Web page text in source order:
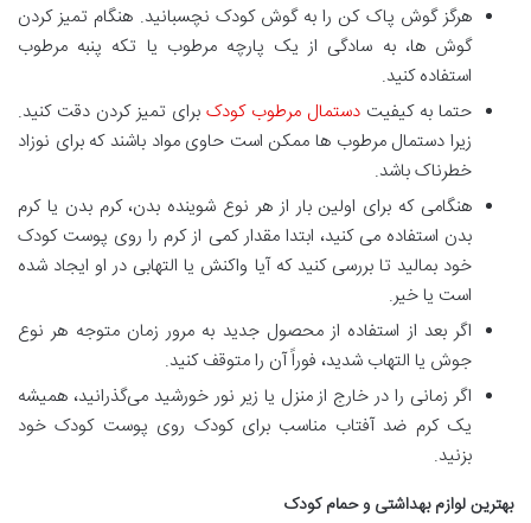
هرگز گوش پاک کن را به گوش کودک نچسبانید. هنگام تمیز کردن
گوش ها، به سادگی از یک پارچه مرطوب یا تکه پنبه مرطوب
استفاده کنید.
حتما به کیفیت دستمال مرطوب کودک برای تمیز کردن دقت کنید.
زیرا دستمال مرطوب ها ممکن است حاوی مواد باشند که برای نوزاد
خطرناک باشد.
هنگامی که برای اولین بار از هر نوع شوینده بدن، کرم بدن یا کرم
بدن استفاده می کنید، ابتدا مقدار کمی از کرم را روی پوست کودک
خود بمالید تا بررسی کنید که آیا واکنش یا التهابی در او ایجاد شده
است یا خیر.
اگر بعد از استفاده از محصول جدید به مرور زمان متوجه هر نوع
جوش یا التهاب شدید، فوراً آن را متوقف کنید.
اگر زمانی را در خارج از منزل یا زیر نور خورشید می‌گذرانید، همیشه
یک کرم ضد آفتاب مناسب برای کودک روی پوست کودک خود
بزنید.
بهترین لوازم بهداشتی و حمام کودک